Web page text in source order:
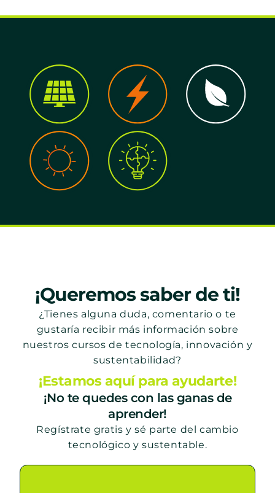
¡Queremos saber de ti!
¿Tienes alguna duda, comentario o te
gustaría recibir más información sobre
nuestros cursos de tecnología, innovación y
sustentabilidad?
¡Estamos aquí para ayudarte!
¡No te quedes con las ganas de
aprender!
Regístrate gratis y sé parte del cambio
tecnológico y sustentable.